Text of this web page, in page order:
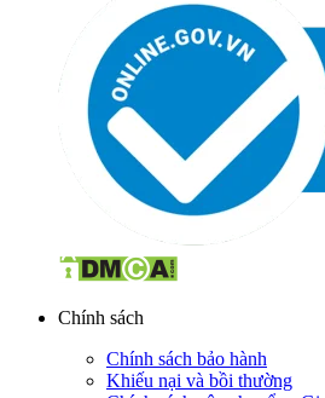
Chính sách
Chính sách bảo hành
Khiếu nại và bồi thường